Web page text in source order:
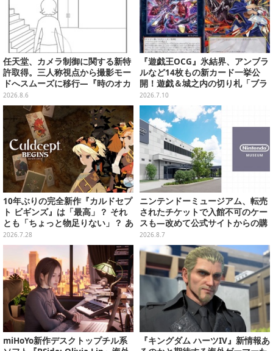
任天堂、カメラ制御に関する新特
許取得。三人称視点から撮影モー
ドへスムーズに移行―『時のオカ
リナ』リメイク版との関連を推測
する声も
2026.8.6
『遊戯王OCG』氷結界、アンブラ
ルなど14枚もの新カード一挙公
開！遊戯＆城之内の切り札「ブラ
ック・デーモンズ・ドラゴン」も
新たな装いで登場
2026.7.10
10年ぶりの完全新作『カルドセプ
ト ビギンズ』は「最高」？ それ
とも「ちょっと物足りない」？ あ
なたのご意見を大募集【アンケー
ト】
2026.7.28
ニンテンドーミュージアム、転売
されたチケットで入館不可のケー
スも―改めて公式サイトからの購
入を呼びかけ
2026.8.7
miHoYo新作デスクトップチル系
『キングダム ハーツIV』新情報あ